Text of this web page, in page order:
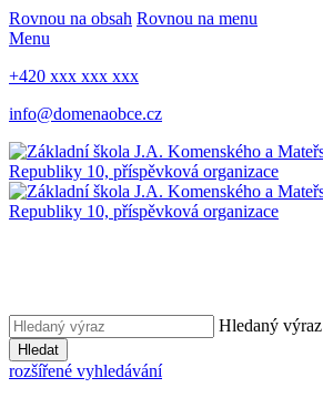
Rovnou na obsah Rovnou na menu
Menu
+420 xxx xxx xxx
info@domenaobce.cz
Hledaný výraz
Hledat
rozšířené vyhledávání